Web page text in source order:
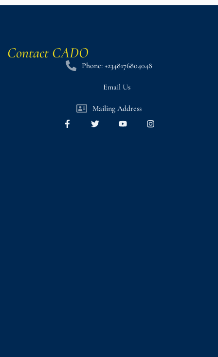
Contact CADO
Phone: +2348176804048
Email Us
Mailing Address